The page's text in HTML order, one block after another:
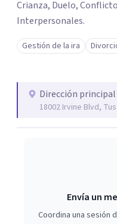
Crianza, Duelo,
Interpersonales.
Gestión de la ira
Dirección principal
18002 Irvine Blvd,
Envía un
Coordina una sesión